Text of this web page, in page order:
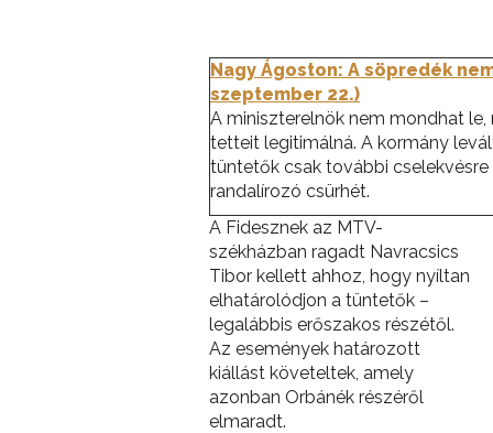
Nagy Ágoston: A söpredék
szeptember 22.)
A miniszterelnök nem mondhat
tetteit legitimálná. A kormány
tüntetők csak további
randalírozó csürhét.
A Fidesznek az MTV-
székházban ragadt Navracsics
Tibor kellett ahhoz, hogy nyíltan
elhatárolódjon a tüntetők –
legalábbis erőszakos részétől.
Az események határozott
kiállást követeltek, amely
azonban Orbánék részéről
elmaradt.